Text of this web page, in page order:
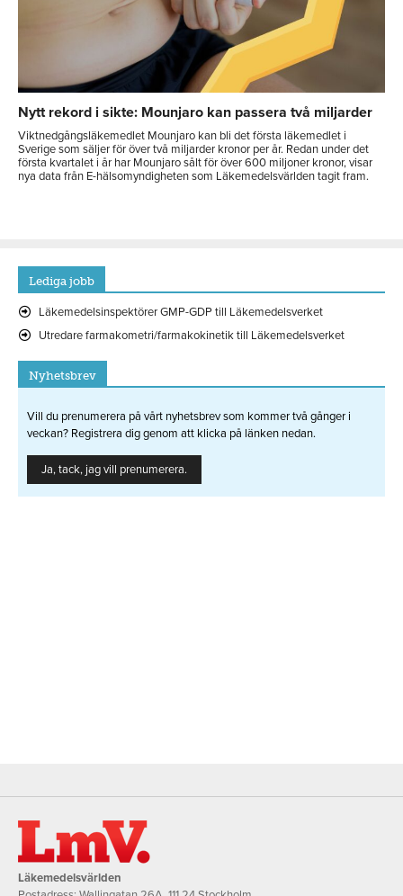
Nytt rekord i sikte: Mounjaro kan passera två miljarder
Viktnedgångsläkemedlet Mounjaro kan bli det första läkemedlet i
Sverige som säljer för över två miljarder kronor per år. Redan under det
första kvartalet i år har Mounjaro sålt för över 600 miljoner kronor, visar
nya data från E-hälsomyndigheten som Läkemedelsvärlden tagit fram.
Lediga jobb
Läkemedelsinspektörer GMP-GDP till Läkemedelsverket
Utredare farmakometri/farmakokinetik till Läkemedelsverket
Nyhetsbrev
Vill du prenumerera på vårt nyhetsbrev som kommer två gånger i
veckan? Registrera dig genom att klicka på länken nedan.
Ja, tack, jag vill prenumerera.
Läkemedelsvärlden